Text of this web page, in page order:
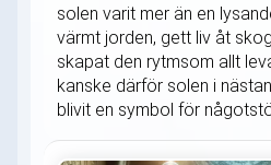
solen varit mer än en
värmt jorden, gett liv åt
skapat den rytmsom allt
kanske därför solen i
blivit en symbol för